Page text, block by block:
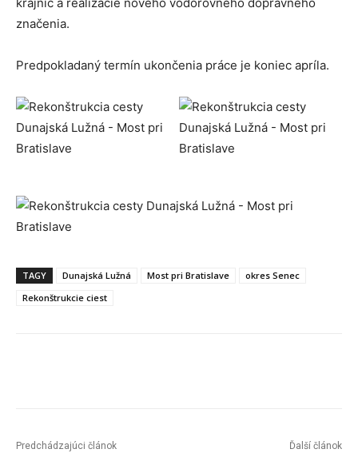
značenia.
Predpokladaný termín ukončenia práce je koniec apríla.
TAGY Dunajská Lužná Most pri Bratislave
okres Senec
Rekonštrukcie ciest
Predchádzajúci článok Ďalší článok